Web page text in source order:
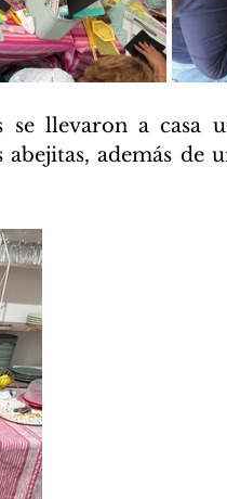
llevaron a casa
además de